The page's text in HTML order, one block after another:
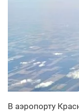
В аэропорту